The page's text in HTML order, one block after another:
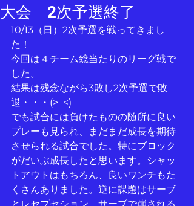
大会 2次予選終了
10/13（日）2次予選を戦ってきまし
た！
今回は４チーム総当たりのリーグ戦で
した。
結果は残念ながら3敗し2次予選で敗
退・・・(>_<)
でも試合には負けたものの随所に良い
プレーも見られ、まだまだ成長を期待
させられる試合でした。特にブロック
がだいぶ成長したと思います。シャッ
トアウトはもちろん、良いワンチもた
くさんありました。逆に課題はサーブ